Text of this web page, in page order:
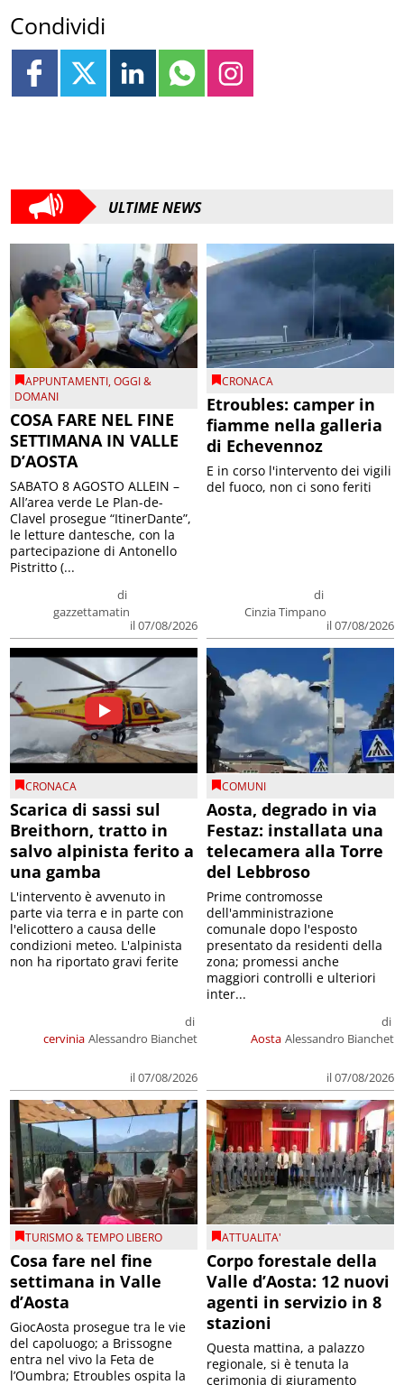
Condividi
ULTIME NEWS
APPUNTAMENTI,OGGI &
DOMANI
COSA FARE NEL FINE
SETTIMANA IN VALLE
D’AOSTA
di
gazzettamatin
il 07/08/2026
SABATO 8 AGOSTO ALLEIN –
All’area verde Le Plan-de-
Clavel prosegue “ItinerDante”,
le letture dantesche, con la
partecipazione di Antonello
Pistritto (...
CRONACA
Etroubles: camper in
fiamme nella galleria
di Echevennoz
di
Cinzia Timpano
il 07/08/2026
E in corso l'intervento dei vigili
del fuoco, non ci sono feriti
CRONACA
Scarica di sassi sul
Breithorn, tratto in
salvo alpinista ferito a
una gamba
cervinia
di
Alessandro Bianchet
il 07/08/2026
L'intervento è avvenuto in
parte via terra e in parte con
l'elicottero a causa delle
condizioni meteo. L'alpinista
non ha riportato gravi ferite
COMUNI
Aosta, degrado in via
Festaz: installata una
telecamera alla Torre
del Lebbroso
Aosta
di
Alessandro Bianchet
il 07/08/2026
Prime contromosse
dell'amministrazione
comunale dopo l'esposto
presentato da residenti della
zona; promessi anche
maggiori controlli e ulteriori
inter...
TURISMO & TEMPO LIBERO
Cosa fare nel fine
settimana in Valle
d’Aosta
GiocAosta prosegue tra le vie
del capoluogo; a Brissogne
entra nel vivo la Feta de
l’Oumbra; Etroubles ospita la
ATTUALITA'
Corpo forestale della
Valle d’Aosta: 12 nuovi
agenti in servizio in 8
stazioni
Questa mattina, a palazzo
regionale, si è tenuta la
cerimonia di giuramento